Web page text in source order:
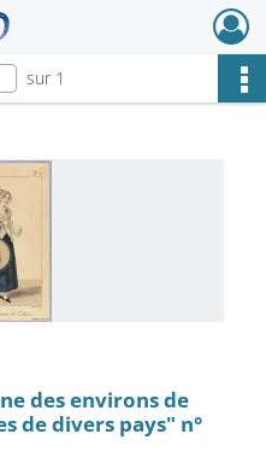
- Colmar
sur 1
des environs de
de divers pays" n°